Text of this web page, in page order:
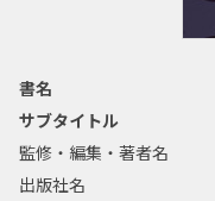
書名
サブタイトル
監修・編集・著者名
出版社名